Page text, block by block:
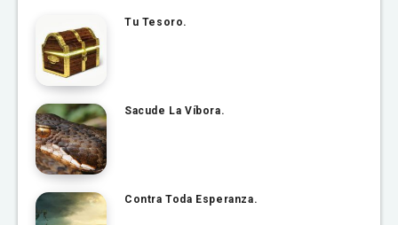
Tu Tesoro.
Sacude La Víbora.
Contra Toda Esperanza.